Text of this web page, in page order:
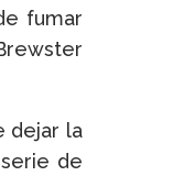
fumar
dejar la
de